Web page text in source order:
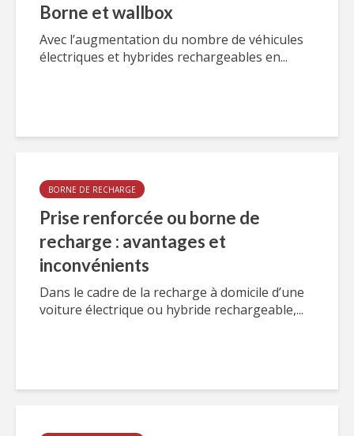
Borne et wallbox
Avec l’augmentation du nombre de véhicules
électriques et hybrides rechargeables en...
BORNE DE RECHARGE
Prise renforcée ou borne de
recharge : avantages et
inconvénients
Dans le cadre de la recharge à domicile d’une
voiture électrique ou hybride rechargeable,...